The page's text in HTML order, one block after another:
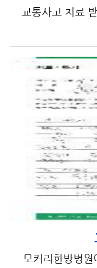
교통사고 치료
모커리한방병